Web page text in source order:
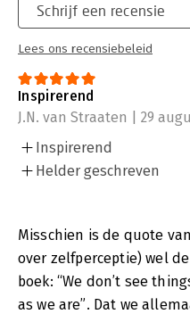
Schrijf een recensie
Lees ons recensiebeleid
Inspirerend
J.N. van Straaten | 29
Inspirerend
Helder geschreven
Misschien is de quote
over zelfperceptie) wel
boek: “We don’t see
as we are”. Dat we